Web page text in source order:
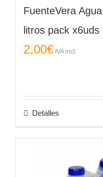
FuenteVera
litros pack x6uds
2,00€ IVA incl.
Detalles